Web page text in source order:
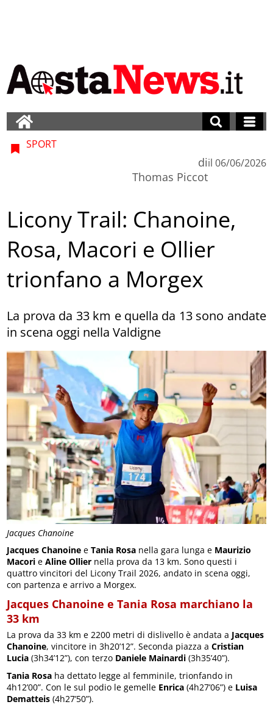
Jacques Chanoine
SPORT
di
Thomas Piccot
il 06/06/2026
Licony Trail: Chanoine,
Rosa, Macori e Ollier
trionfano a Morgex
La prova da 33 km e quella da 13 sono andate
in scena oggi nella Valdigne
Jacques Chanoine eTania Rosa nella gara lunga e Maurizio
Macori eAline Ollier nella prova da 13 km. Sono questi i
quattro vincitori del Licony Trail 2026, andato in scena oggi,
con partenza e arrivo a Morgex.
Jacques Chanoine e Tania Rosa marchiano la
33 km
La prova da 33 km e 2200 metri di dislivello è andata a Jacques
Chanoine, vincitore in 3h20’12”. Seconda piazza aCristian
Lucia (3h34’12”), con terzo Daniele Mainardi (3h35’40”).
Tania Rosa ha dettato legge al femminile, trionfando in
4h12’00”. Con le sul podio le gemelle Enrica (4h27’06”) e Luisa
Dematteis (4h27’50”).